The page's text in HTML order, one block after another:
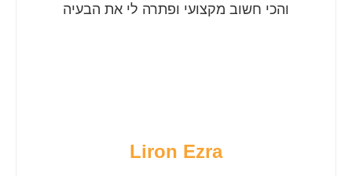
והכי חשוב מקצועי ופתרה לי את הבעיה
Liron Ezra